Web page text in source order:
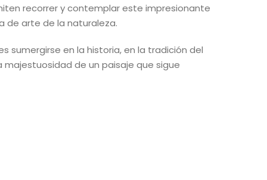
recorrer y contemplar este impresionante
de arte de la naturaleza.
sumergirse en la historia, en la tradición del
majestuosidad de un paisaje que sigue